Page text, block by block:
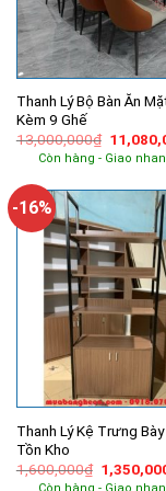
Thanh Lý Bộ Bàn Ăn
Kèm 9 Ghế
13,000,000₫ Giá
gốc
là:
Còn hàng - Giao
-16%
Thanh Lý Kệ Trưng
Tồn Kho
1,600,000₫ Giá
gốc